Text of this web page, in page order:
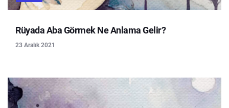
Rüyada Aba Görmek Ne Anlama Gelir?
23 Aralık 2021